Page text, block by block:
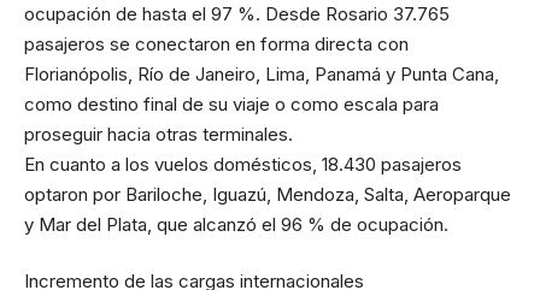
ocupación de hasta el 97 %. Desde Rosario 37.765
pasajeros se conectaron en forma directa con
Florianópolis, Río de Janeiro, Lima, Panamá y Punta Cana,
como destino final de su viaje o como escala para
proseguir hacia otras terminales.
En cuanto a los vuelos domésticos, 18.430 pasajeros
optaron por Bariloche, Iguazú, Mendoza, Salta, Aeroparque
y Mar del Plata, que alcanzó el 96 % de ocupación.
Incremento de las cargas internacionales